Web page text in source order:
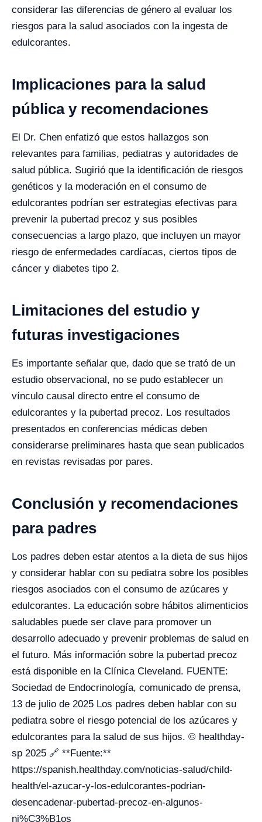
considerar las diferencias de género al evaluar los
riesgos para la salud asociados con la ingesta de
edulcorantes.
Implicaciones para la salud
pública y recomendaciones
El Dr. Chen enfatizó que estos hallazgos son
relevantes para familias, pediatras y autoridades de
salud pública. Sugirió que la identificación de riesgos
genéticos y la moderación en el consumo de
edulcorantes podrían ser estrategias efectivas para
prevenir la pubertad precoz y sus posibles
consecuencias a largo plazo, que incluyen un mayor
riesgo de enfermedades cardíacas, ciertos tipos de
cáncer y diabetes tipo 2.
Limitaciones del estudio y
futuras investigaciones
Es importante señalar que, dado que se trató de un
estudio observacional, no se pudo establecer un
vínculo causal directo entre el consumo de
edulcorantes y la pubertad precoz. Los resultados
presentados en conferencias médicas deben
considerarse preliminares hasta que sean publicados
en revistas revisadas por pares.
Conclusión y recomendaciones
para padres
Los padres deben estar atentos a la dieta de sus hijos
y considerar hablar con su pediatra sobre los posibles
riesgos asociados con el consumo de azúcares y
edulcorantes. La educación sobre hábitos alimenticios
saludables puede ser clave para promover un
desarrollo adecuado y prevenir problemas de salud en
el futuro. Más información sobre la pubertad precoz
está disponible en la Clínica Cleveland. FUENTE:
Sociedad de Endocrinología, comunicado de prensa,
13 de julio de 2025 Los padres deben hablar con su
pediatra sobre el riesgo potencial de los azúcares y
edulcorantes para la salud de sus hijos. © healthday-
sp 2025 🔗 **Fuente:**
https://spanish.healthday.com/noticias-salud/child-
health/el-azucar-y-los-edulcorantes-podrian-
desencadenar-pubertad-precoz-en-algunos-
ni%C3%B1os